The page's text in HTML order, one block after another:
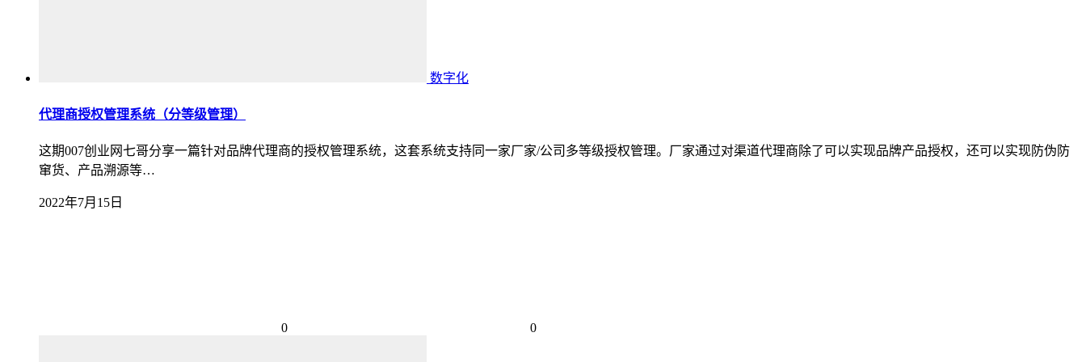
数字化
代理商授权管理系统（分等级管理）
这期007创业网七哥分享一篇针对品牌代理商的授权管理系统，这套系统支持同一家厂家/公司多等级授权管理。厂家通过对渠道代理商除了可以实现品牌产品授权，还可以实现防伪防
窜货、产品溯源等…
2022年7月15日
0 0